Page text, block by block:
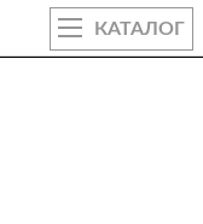
КАТАЛОГ